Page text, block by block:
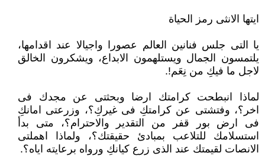
ايتها الانثى رمز الحياة
يا التى جلس فنانين العالم عصورا واجيالا عند اقدامها،
يلتمسون الجمال ويستلهمون الابداع، ويشكرون الخالق
لاجل ما فيكِ من نِعَم!.
لماذا انبطحت كرامتك ارضا وبحثتى عن مجدك فى
اخر؟، وفتشتى عن كرامتكِ فى غيركِ؟، وزرعتى امانكِ
فى ارض بور قفر من التقدير والاحترام؟، متى بدأ
استسلامك للتلاعب بمبادئ حقيقتك؟، ولماذا اهملتى
الانصات لقيمتك عند الذى زرع كيانكِ ورواه برعايته اياه؟.